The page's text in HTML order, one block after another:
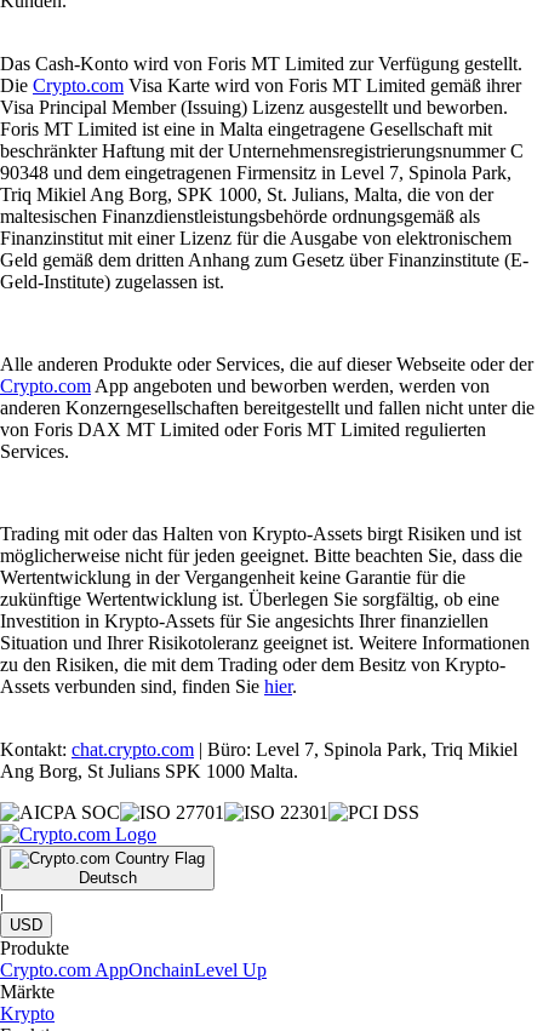
Das Cash-Konto wird von Foris MT Limited zur Verfügung gestellt.
Die Crypto.com Visa Karte wird von Foris MT Limited gemäß ihrer
Visa Principal Member (Issuing) Lizenz ausgestellt und beworben.
Foris MT Limited ist eine in Malta eingetragene Gesellschaft mit
beschränkter Haftung mit der Unternehmensregistrierungsnummer C
90348 und dem eingetragenen Firmensitz in Level 7, Spinola Park,
Triq Mikiel Ang Borg, SPK 1000, St. Julians, Malta, die von der
maltesischen Finanzdienstleistungsbehörde ordnungsgemäß als
Finanzinstitut mit einer Lizenz für die Ausgabe von elektronischem
Geld gemäß dem dritten Anhang zum Gesetz über Finanzinstitute (E-
Geld-Institute) zugelassen ist.
Alle anderen Produkte oder Services, die auf dieser Webseite oder der
Crypto.com App angeboten und beworben werden, werden von
anderen Konzerngesellschaften bereitgestellt und fallen nicht unter die
von Foris DAX MT Limited oder Foris MT Limited regulierten
Services.
Trading mit oder das Halten von Krypto-Assets birgt Risiken und ist
möglicherweise nicht für jeden geeignet. Bitte beachten Sie, dass die
Wertentwicklung in der Vergangenheit keine Garantie für die
zukünftige Wertentwicklung ist. Überlegen Sie sorgfältig, ob eine
Investition in Krypto-Assets für Sie angesichts Ihrer finanziellen
Situation und Ihrer Risikotoleranz geeignet ist. Weitere Informationen
zu den Risiken, die mit dem Trading oder dem Besitz von Krypto-
Assets verbunden sind, finden Sie hier.
Kontakt: chat.crypto.com | Büro: Level 7, Spinola Park, Triq Mikiel
Ang Borg, St Julians SPK 1000 Malta.
Deutsch
|
USD
Produkte
Crypto.com AppOnchainLevel Up
Märkte
Krypto